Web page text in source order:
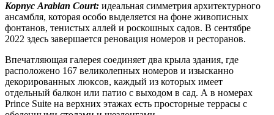
Корпус Arabian Court: идеальная симметрия архитектурного
ансамбля, которая особо выделяется на фоне живописных
фонтанов, тенистых аллей и роскошных садов. В сентябре
2022 здесь завершается реновация номеров и ресторанов.
Впечатляющая галерея соединяет два крыла здания, где
расположено 167 великолепных номеров и изысканно
декорированных люксов, каждый из которых имеет
отдельный балкон или патио с выходом в сад. А в номерах
Prince Suite на верхних этажах есть просторные террасы с